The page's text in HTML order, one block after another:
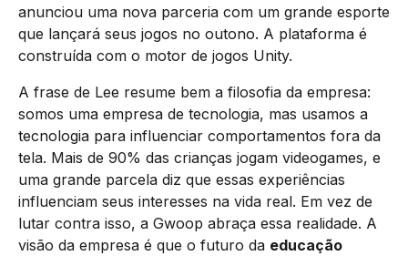
anunciou uma nova parceria com um grande esporte
que lançará seus jogos no outono. A plataforma é
construída com o motor de jogos Unity.
A frase de Lee resume bem a filosofia da empresa:
somos uma empresa de tecnologia, mas usamos a
tecnologia para influenciar comportamentos fora da
tela. Mais de 90% das crianças jogam videogames, e
uma grande parcela diz que essas experiências
influenciam seus interesses na vida real. Em vez de
lutar contra isso, a Gwoop abraça essa realidade. A
visão da empresa é que o futuro da educação